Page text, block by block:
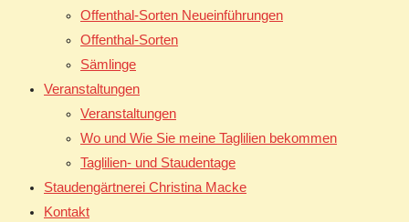
Offenthal-Sorten Neueinführungen
Offenthal-Sorten
Sämlinge
Veranstaltungen
Veranstaltungen
Wo und Wie Sie meine Taglilien bekommen
Taglilien- und Staudentage
Staudengärtnerei Christina Macke
Kontakt